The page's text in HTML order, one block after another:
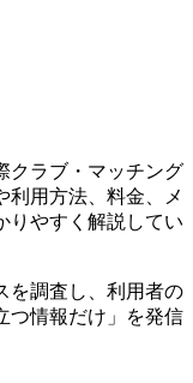
クラブ・マッチング
利用方法、料金、メ
りやすく解説してい
を調査し、利用者の
つ情報だけ」を発信